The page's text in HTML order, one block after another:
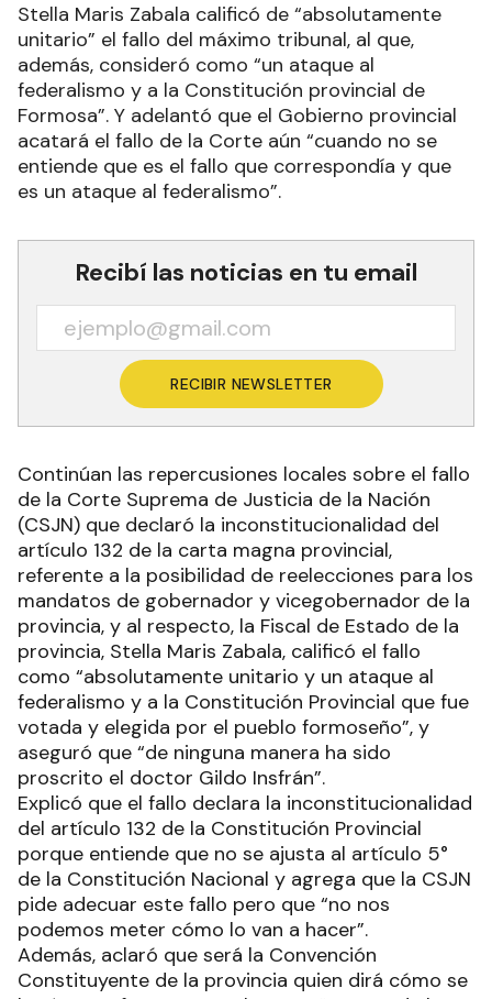
Stella Maris Zabala calificó de “absolutamente
unitario” el fallo del máximo tribunal, al que,
además, consideró como “un ataque al
federalismo y a la Constitución provincial de
Formosa”. Y adelantó que el Gobierno provincial
acatará el fallo de la Corte aún “cuando no se
entiende que es el fallo que correspondía y que
es un ataque al federalismo”.
Recibí las noticias en tu email
RECIBIR NEWSLETTER
Continúan las repercusiones locales sobre el fallo
de la Corte Suprema de Justicia de la Nación
(CSJN) que declaró la inconstitucionalidad del
artículo 132 de la carta magna provincial,
referente a la posibilidad de reelecciones para los
mandatos de gobernador y vicegobernador de la
provincia, y al respecto, la Fiscal de Estado de la
provincia, Stella Maris Zabala, calificó el fallo
como “absolutamente unitario y un ataque al
federalismo y a la Constitución Provincial que fue
votada y elegida por el pueblo formoseño”, y
aseguró que “de ninguna manera ha sido
proscrito el doctor Gildo Insfrán”.
Explicó que el fallo declara la inconstitucionalidad
del artículo 132 de la Constitución Provincial
porque entiende que no se ajusta al artículo 5°
de la Constitución Nacional y agrega que la CSJN
pide adecuar este fallo pero que “no nos
podemos meter cómo lo van a hacer”.
Además, aclaró que será la Convención
Constituyente de la provincia quien dirá cómo se